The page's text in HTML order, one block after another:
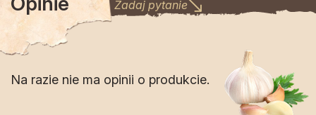
Zadaj pytanie
Na razie nie ma opinii o produkcie.